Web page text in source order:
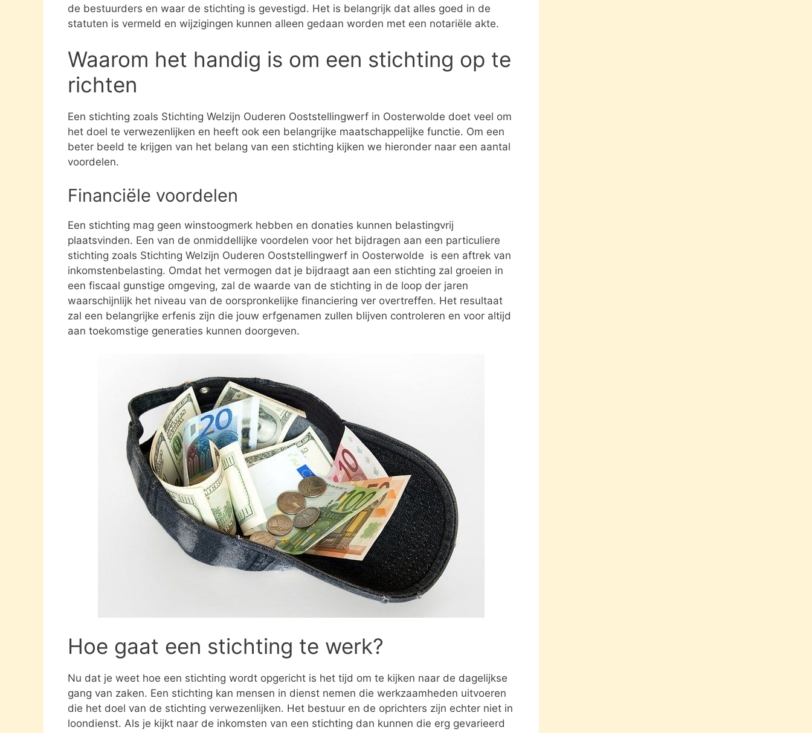
de bestuurders en waar de stichting is gevestigd. Het is belangrijk dat alles goed in de
statuten is vermeld en wijzigingen kunnen alleen gedaan worden met een notariële akte.
Waarom het handig is om een stichting op te
richten
Een stichting zoals Stichting Welzijn Ouderen Ooststellingwerf in Oosterwolde doet veel om
het doel te verwezenlijken en heeft ook een belangrijke maatschappelijke functie. Om een
beter beeld te krijgen van het belang van een stichting kijken we hieronder naar een aantal
voordelen.
Financiële voordelen
Een stichting mag geen winstoogmerk hebben en donaties kunnen belastingvrij
plaatsvinden. Een van de onmiddellijke voordelen voor het bijdragen aan een particuliere
stichting zoals Stichting Welzijn Ouderen Ooststellingwerf in Oosterwolde is een aftrek van
inkomstenbelasting. Omdat het vermogen dat je bijdraagt aan een stichting zal groeien in
een fiscaal gunstige omgeving, zal de waarde van de stichting in de loop der jaren
waarschijnlijk het niveau van de oorspronkelijke financiering ver overtreffen. Het resultaat
zal een belangrijke erfenis zijn die jouw erfgenamen zullen blijven controleren en voor altijd
aan toekomstige generaties kunnen doorgeven.
Hoe gaat een stichting te werk?
Nu dat je weet hoe een stichting wordt opgericht is het tijd om te kijken naar de dagelijkse
gang van zaken. Een stichting kan mensen in dienst nemen die werkzaamheden uitvoeren
die het doel van de stichting verwezenlijken. Het bestuur en de oprichters zijn echter niet in
loondienst. Als je kijkt naar de inkomsten van een stichting dan kunnen die erg gevarieerd